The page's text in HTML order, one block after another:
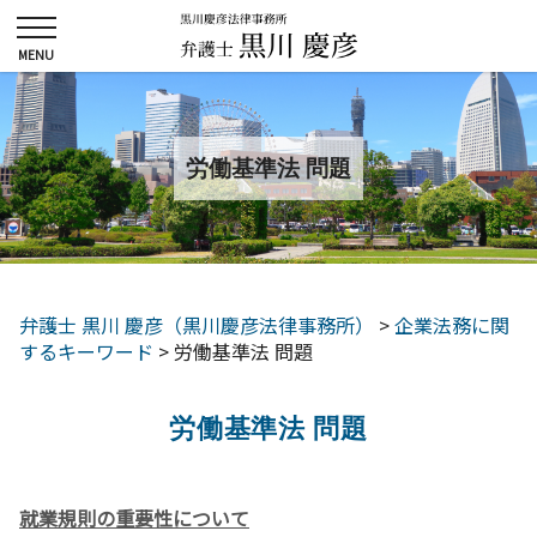
労働基準法 問題
弁護士 黒川 慶彦（黒川慶彦法律事務所） >企業法務に関
するキーワード > 労働基準法 問題
労働基準法 問題
就業規則の重要性について